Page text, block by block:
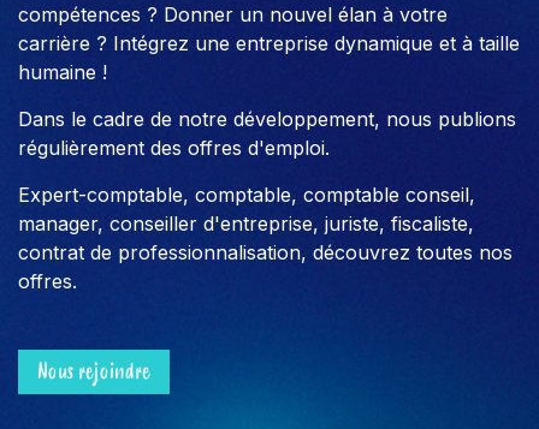
compétences ? Donner un nouvel élan à votre
carrière ? Intégrez une entreprise dynamique et à taille
humaine !
Dans le cadre de notre développement, nous publions
régulièrement des offres d'emploi.
Expert-comptable, comptable, comptable conseil,
manager, conseiller d'entreprise, juriste, fiscaliste,
contrat de professionnalisation, découvrez toutes nos
offres.
Nous rejoindre